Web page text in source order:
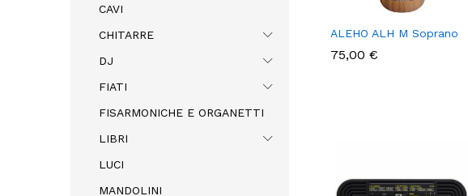
ALEHO ALH M Soprano
75,00 €
75,00 €
CAVI
CHITARRE
DJ
FIATI
FISARMONICHE E ORGANETTI
LIBRI
LUCI
MANDOLINI